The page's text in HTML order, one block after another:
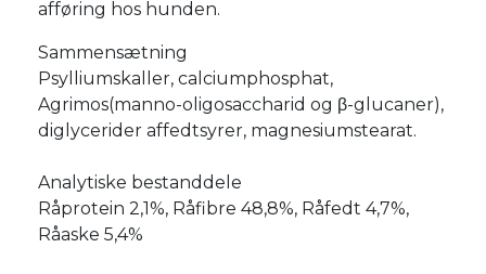
afføring hos hunden.
Sammensætning
Psylliumskaller, calciumphosphat,
Agrimos(manno-oligosaccharid og β-glucaner),
diglycerider affedtsyrer, magnesiumstearat.
Analytiske bestanddele
Råprotein 2,1%, Råfibre 48,8%, Råfedt 4,7%,
Råaske 5,4%